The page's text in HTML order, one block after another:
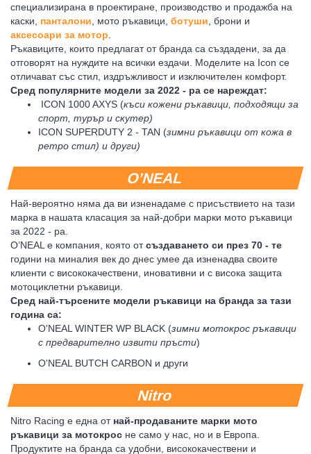
специализирана в проектиране, производство и продажба на
каски, панталони , мото ръкавици, ботуши , брони и
аксесоари за мотор
Ръкавиците, които предлагат от бранда са създадени, за да
отговорят на нуждите на всички ездачи. Моделите на Icon се
отличават със стил, издръжливост и изключителен комфорт.
Сред популярните модели за 2022 - ра се нареждат:
ICON 1000 AXYS (къси кожени ръкавици, подходящи за
спорт, турър и скутер)
ICON SUPERDUTY 2 - TAN (зимни ръкавици от кожа в
ретро стил) и други)
O’NEAL
Най-вероятно няма да ви изненадаме с присъствието на тази
марка в нашата класация за най-добри марки мото ръкавици
за 2022 - ра.
O’NEAL е компания, която отсъздаването си през 70 - те
години на миналия век до днес умее да изненадва своите
клиенти с висококачествени, иновативни и с висока защита
мотоциклетни ръкавици.
Сред най-търсените модели ръкавици на бранда за тази
година са:
O'NEAL WINTER WP BLACK (зимни мотокрос ръкавици
с предварително извити пръсти)
O'NEAL BUTCH CARBON и други
Nitro
Nitro Racing е една от най-продаваните марки мото
ръкавици за мотокрос не само у нас, но и в Европа.
Продуктите на бранда са удобни, висококачествени и